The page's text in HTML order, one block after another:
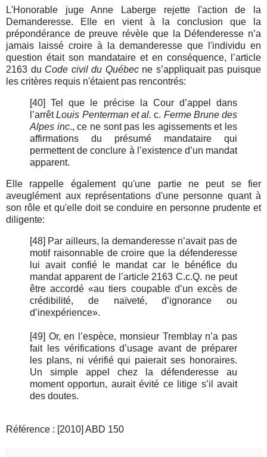
L'Honorable juge Anne Laberge rejette l'action de la
Demanderesse. Elle en vient à la conclusion que la
prépondérance de preuve révèle que la Défenderesse n’a
jamais laissé croire à la demanderesse que l'individu en
question était son mandataire et en conséquence, l’article
2163 du Code civil du Québecne s’appliquait pas puisque
les critères requis n'étaient pas rencontrés:
[40] Tel que le précise la Cour d’appel dans
l’arrêtLouis Penterman et al. c. Ferme Brune des
Alpes inc., ce ne sont pas les agissements et les
affirmations du présumé mandataire qui
permettent de conclure à l’existence d’un mandat
apparent.
Elle rappelle également qu'une partie ne peut se fier
aveuglément aux représentations d'une personne quant à
son rôle et qu'elle doit se conduire en personne prudente et
diligente:
[48] Par ailleurs, la demanderesse n’avait pas de
motif raisonnable de croire que la défenderesse
lui avait confié le mandat car le bénéfice du
mandat apparent de l’article 2163 C.c.Q. ne peut
être accordé «au tiers coupable d’un excès de
crédibilité, de naïveté, d’ignorance ou
d’inexpérience».
[49] Or, en l’espèce, monsieur Tremblay n’a pas
fait les vérifications d’usage avant de préparer
les plans, ni vérifié qui paierait ses honoraires.
Un simple appel chez la défenderesse au
moment opportun, aurait évité ce litige s’il avait
des doutes.
Référence : [2010] ABD 150